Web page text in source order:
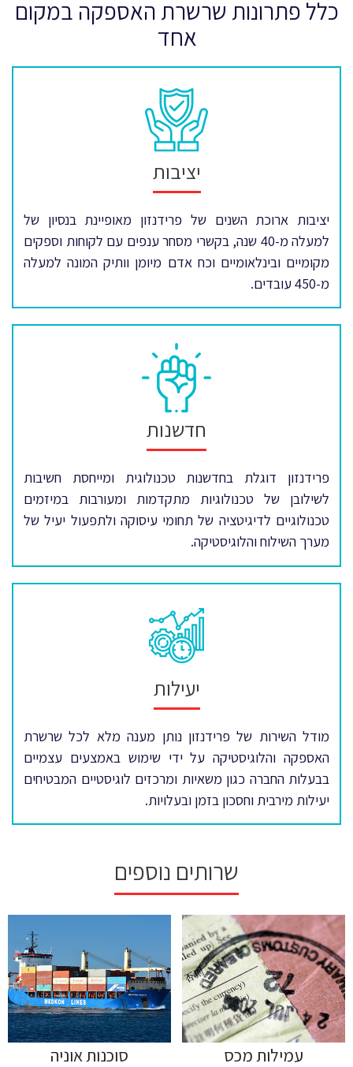
כלל פתרונות שרשרת האספקה במקום
אחד
יציבות
יציבות ארוכת השנים של פרידנזון מאופיינת בנסיון של
למעלה מ-40 שנה, בקשרי מסחר ענפים עם לקוחות וספקים
מקומיים ובינלאומיים וכח אדם מיומן וותיק המונה למעלה
מ-450 עובדים.
חדשנות
פרידנזון דוגלת בחדשנות טכנולוגית ומייחסת חשיבות
לשילובן של טכנולוגיות מתקדמות ומעורבות במיזמים
טכנולוגיים לדיגיטציה של תחומי עיסוקה ולתפעול יעיל של
מערך השילוח והלוגיסטיקה.
יעילות
מודל השירות של פרידנזון נותן מענה מלא לכל שרשרת
האספקה והלוגיסטיקה על ידי שימוש באמצעים עצמיים
בבעלות החברה כגון משאיות ומרכזים לוגיסטיים המבטיחים
יעילות מירבית וחסכון בזמן ובעלויות.
שרותים נוספים
עמילות מכס סוכנות אוניה